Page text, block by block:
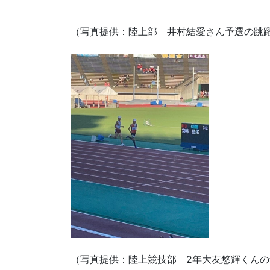
（写真提供：陸上部 井村結愛さん予選の跳躍
（写真提供：陸上競技部 2年大友悠輝くんの